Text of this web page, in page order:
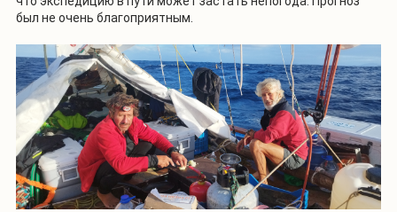
был не очень благоприятным.